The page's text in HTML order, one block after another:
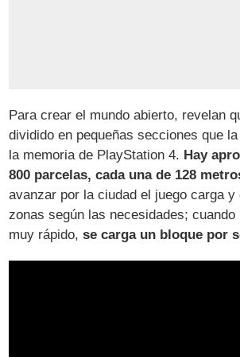
Para crear el mundo abierto, revelan
dividido en pequeñas secciones que
la memoria de PlayStation 4. Hay
800 parcelas, cada una de 128
avanzar por la ciudad el juego carga y
zonas según las necesidades; cuando
muy rápido,se carga un bloque por